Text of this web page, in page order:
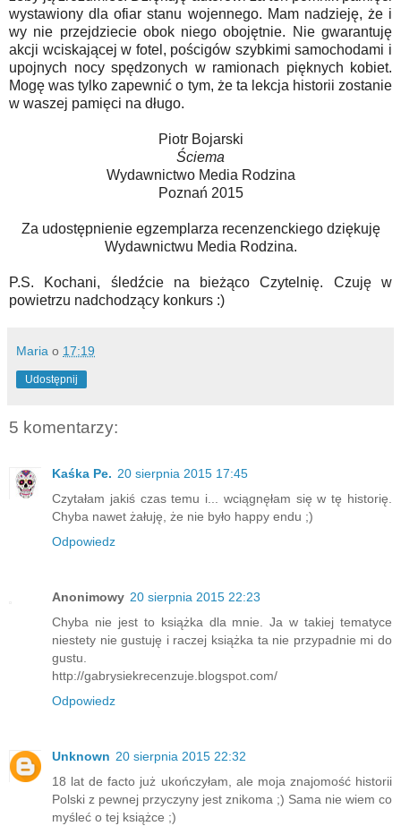
wystawiony dla ofiar stanu wojennego. Mam nadzieję, że i
wy nie przejdziecie obok niego obojętnie. Nie gwarantuję
akcji wciskającej w fotel, pościgów szybkimi samochodami i
upojnych nocy spędzonych w ramionach pięknych kobiet.
Mogę was tylko zapewnić o tym, że ta lekcja historii zostanie
w waszej pamięci na długo.
Piotr Bojarski
Ściema
Wydawnictwo Media Rodzina
Poznań 2015
Za udostępnienie egzemplarza recenzenckiego dziękuję
Wydawnictwu Media Rodzina.
P.S. Kochani, śledźcie na bieżąco Czytelnię. Czuję w
powietrzu nadchodzący konkurs :)
Maria o 17:19
Udostępnij
5 komentarzy:
Kaśka Pe. 20 sierpnia 2015 17:45
Czytałam jakiś czas temu i... wciągnęłam się w tę historię.
Chyba nawet żałuję, że nie było happy endu ;)
Odpowiedz
Anonimowy 20 sierpnia 2015 22:23
Chyba nie jest to książka dla mnie. Ja w takiej tematyce
niestety nie gustuję i raczej książka ta nie przypadnie mi do
gustu.
http://gabrysiekrecenzuje.blogspot.com/
Odpowiedz
Unknown 20 sierpnia 2015 22:32
18 lat de facto już ukończyłam, ale moja znajomość historii
Polski z pewnej przyczyny jest znikoma ;) Sama nie wiem co
myśleć o tej książce ;)